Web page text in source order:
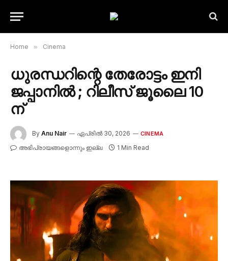
Home » Cinema
ധുരന്ധറിന്റെ തേരോട്ടം ഇനി
ജപ്പാനിൽ ; റിലീസ് ജൂലൈ 10
ന്
By Anu Nair ഏപ്രിൽ 30, 2026 CINEMA
അഭിപ്രായങ്ങളൊന്നും ഇല്ല 1 Min Read